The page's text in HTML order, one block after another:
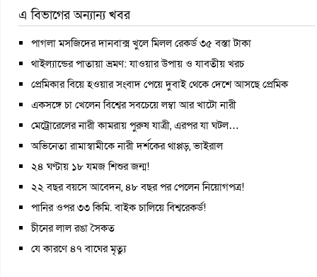
এ বিভাগের অন্যান্য খবর
পাগলা মসজিদের দানবাক্স খুলে মিলল রেকর্ড ৩৫ বস্তা টাকা
থাইল্যান্ডের পাতায়া ভ্রমণ: যাওয়ার উপায় ও যাবতীয় খরচ
প্রেমিকার বিয়ে হওয়ার সংবাদ পেয়ে দুবাই থেকে দেশে আসছে প্রেমিক
একসঙ্গে চা খেলেন বিশ্বের সবচেয়ে লম্বা আর খাটো নারী
মেট্রোরেলের নারী কামরায় পুরুষ যাত্রী, এরপর যা ঘটল…
অভিনেতা রামাস্বামীকে নারী দর্শকের থাপ্পড়, ভাইরাল
২৪ ঘণ্টায় ১৮ যমজ শিশুর জন্ম!
২২ বছর বয়সে আবেদন, ৪৮ বছর পর পেলেন নিয়োগপত্র!
পানির ওপর ৩৩ কিমি. বাইক চালিয়ে বিশ্বরেকর্ড!
চীনের লাল রঙা সৈকত
যে কারণে ৪৭ বাঘের মৃত্যু